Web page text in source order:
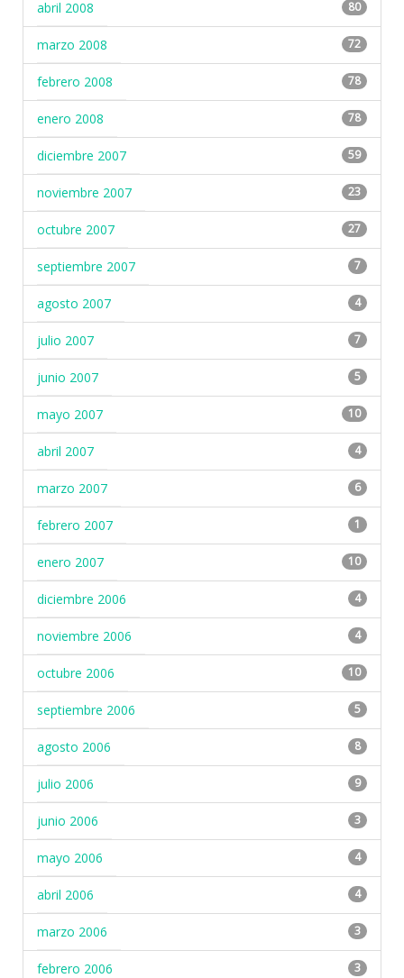
abril 2008 80
marzo 2008 72
febrero 2008 78
enero 2008 78
diciembre 2007 59
noviembre 2007 23
octubre 2007 27
septiembre 2007 7
agosto 2007 4
julio 2007 7
junio 2007 5
mayo 2007 10
abril 2007 4
marzo 2007 6
febrero 2007 1
enero 2007 10
diciembre 2006 4
noviembre 2006 4
octubre 2006 10
septiembre 2006 5
agosto 2006 8
julio 2006 9
junio 2006 3
mayo 2006 4
abril 2006 4
marzo 2006 3
febrero 2006 3